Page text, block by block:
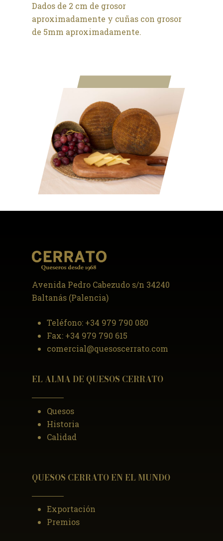
Dados de 2 cm de grosor
aproximadamente y cuñas con grosor
de 5mm aproximadamente.
Avenida Pedro Cabezudo s/n 34240
Baltanás (Palencia)
Teléfono: +34 979 790 080
Fax: +34 979 790 615
comercial@quesoscerrato.com
EL ALMA DE QUESOS CERRATO
Quesos
Historia
Calidad
QUESOS CERRATO EN EL MUNDO
Exportación
Premios